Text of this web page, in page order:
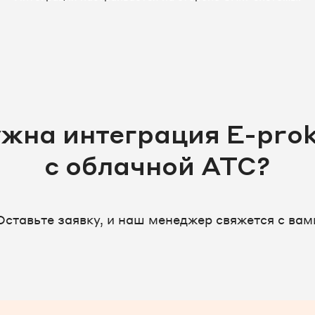
интеграция E-
с облачной АТС?
заявку, и наш менеджер свяжется с